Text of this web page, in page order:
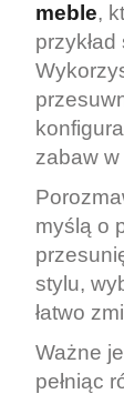
meble,
zabaw
myślą o
stylu,
łatwo
Ważne
pełniąc